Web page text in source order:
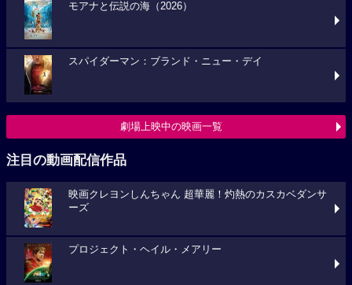
モアナと伝説の海（2026）
スパイダーマン：ブランド・ニュー・デイ
劇場上映中の映画一覧
注目の動画配信作品
映画クレヨンしんちゃん 超華麗！灼熱のカスカベダンサ
ーズ
プロジェクト・ヘイル・メアリー